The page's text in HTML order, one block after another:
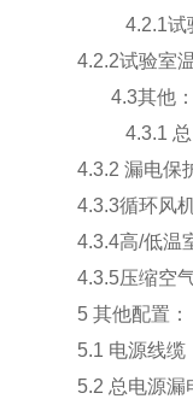
4.2.1试验
4.2.2试验室
4.3其他
4.3.1 总电
4.3.2 漏电保
4.3.3循环风
4.3.4高/低温
4.3.5压缩空
5 其他配置：
5.1 电源线缆
5.2 总电源漏